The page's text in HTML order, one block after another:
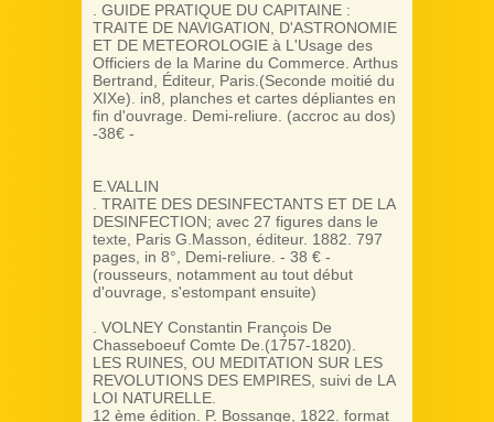
‎. GUIDE PRATIQUE DU CAPITAINE :
TRAITE DE NAVIGATION, D'ASTRONOMIE
ET DE METEOROLOGIE à L'Usage des
Officiers de la Marine du Commerce‎. Arthus
Bertrand, Éditeur, Paris.(Seconde moitié du
XIXe). in8, planches et cartes dépliantes en
fin d'ouvrage. Demi-reliure. (accroc au dos)
-38€ -
E.VALLIN
. TRAITE DES DESINFECTANTS ET DE LA
DESINFECTION; avec 27 figures dans le
texte, Paris G.Masson, éditeur. 1882. 797
pages, in 8°, Demi-reliure. - 38 € -
(rousseurs, notamment au tout début
d'ouvrage, s'estompant ensuite)
. VOLNEY Constantin François De
Chasseboeuf Comte De.(1757-1820).‎
‎LES RUINES, OU MEDITATION SUR LES
REVOLUTIONS DES EMPIRES, suivi de LA
LOI NATURELLE.‎
‎12 ème édition. P. Bossange, 1822. format